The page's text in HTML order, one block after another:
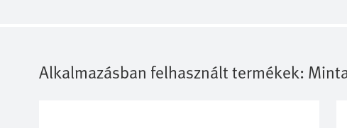
Alkalmazásban felhasznált termékek: